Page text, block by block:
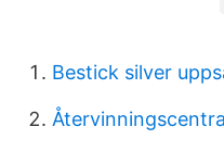
Bestick silver